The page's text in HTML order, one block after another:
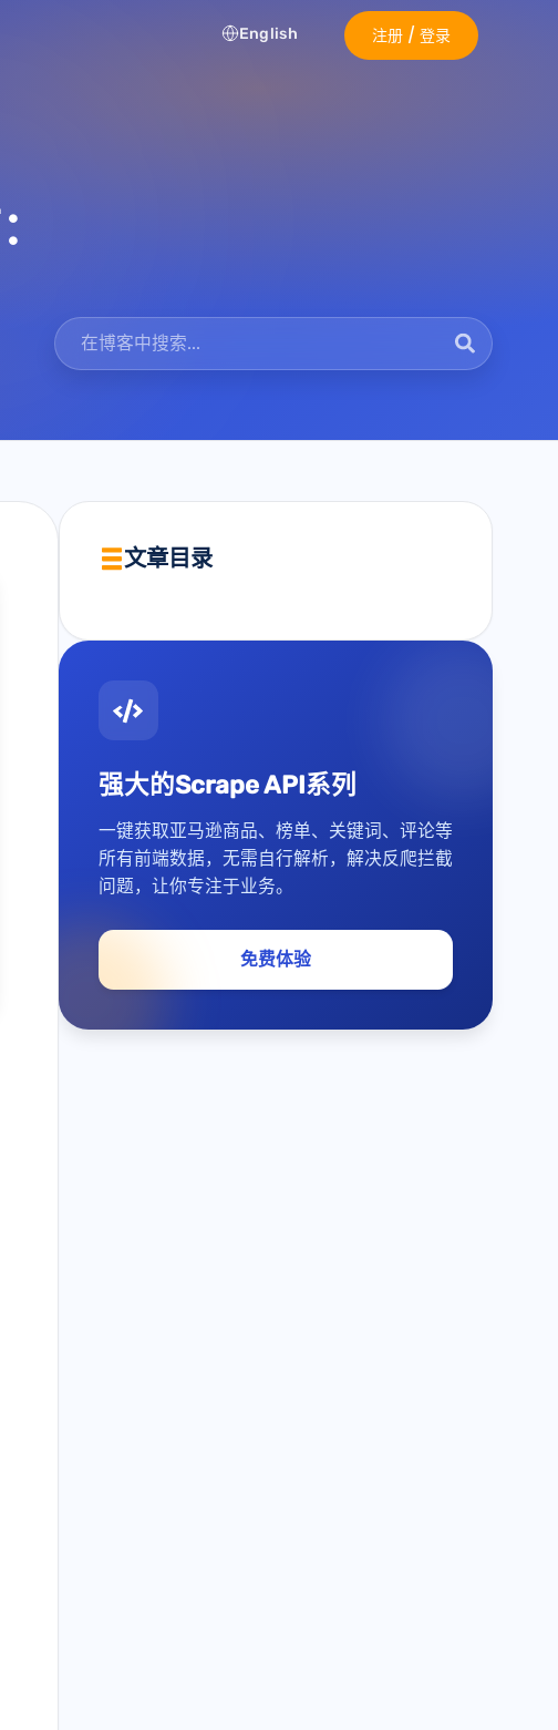
English 注册 / 登录
文章目录
强大的Scrape API系列
一键获取亚马逊商品、榜单、关键词、评论等
所有前端数据，无需自行解析，解决反爬拦截
问题，让你专注于业务。
免费体验